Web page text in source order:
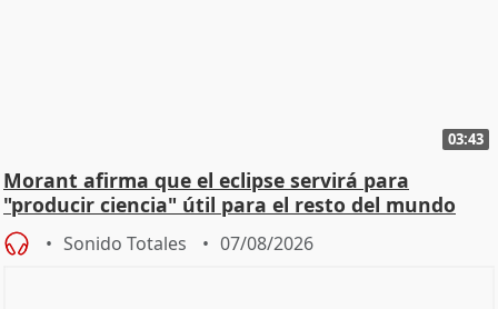
03:43
Morant afirma que el eclipse servirá para
"producir ciencia" útil para el resto del mundo
Sonido Totales 07/08/2026